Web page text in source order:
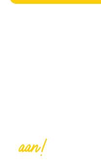
Vrijwilliger
aan!